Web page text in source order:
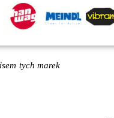
tych marek